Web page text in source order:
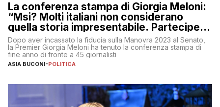
La conferenza stampa di Giorgia Meloni:
“Msi? Molti italiani non considerano
quella storia impresentabile. Parteciperò
al 25 aprile”
Dopo aver incassato la fiducia sulla Manovra 2023 al Senato,
la Premier Giorgia Meloni ha tenuto la conferenza stampa di
fine anno di fronte a 45 giornalisti
ASIA BUCONI-POLITICA